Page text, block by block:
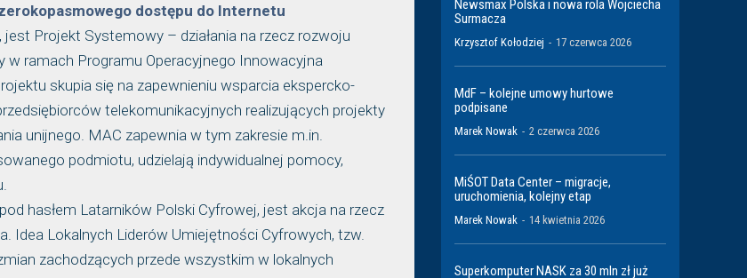
dostępu do Internetu
Projekt Systemowy – działania na rzecz rozwoju
ramach Programu Operacyjnego Innowacyjna
skupia się na zapewnieniu wsparcia ekspercko-
telekomunikacyjnych realizujących projekty
unijnego. MAC zapewnia w tym zakresie m.in.
podmiotu, udzielają indywidualnej pomocy,
hasłem Latarników Polski Cyfrowej, jest akcja na rzecz
Idea Lokalnych Liderów Umiejętności Cyfrowych, tzw.
zachodzących przede wszystkim w lokalnych
Newsmax Polska i nowa rola Wojciecha
Surmacza
Krzysztof Kołodziej - 17 czerwca 2026
MdF – kolejne umowy hurtowe
podpisane
Marek Nowak - 2 czerwca 2026
MiŚOT Data Center – migracje,
uruchomienia, kolejny etap
Marek Nowak - 14 kwietnia 2026
Superkomputer NASK za 30 mln zł już